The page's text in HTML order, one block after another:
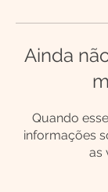
Ainda
Quando
informações
as